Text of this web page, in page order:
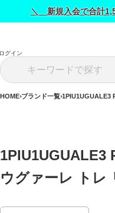
＼ 新規入会で合計
グイン
HOME ブランド一覧 1PIU1UGUALE3
1PIU1UGUALE3
ウグァーレ トレ